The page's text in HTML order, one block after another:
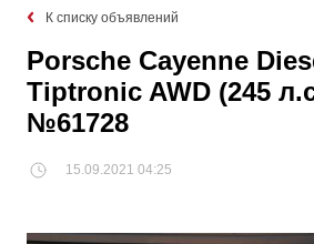
К списку объявлений
Porsche Cayenne
Tiptronic AWD (245
№61728
15.09.2021 04:25